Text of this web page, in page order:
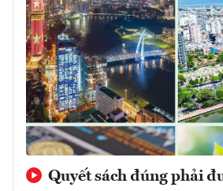
Quyết sách đúng phải